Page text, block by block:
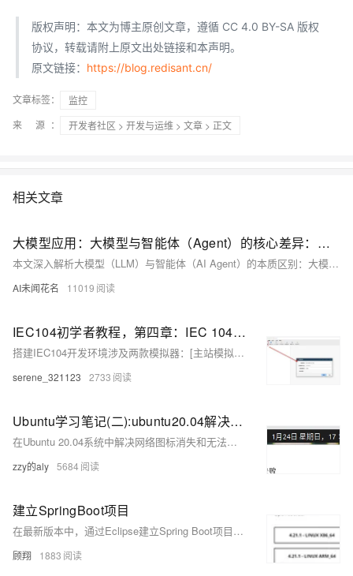
版权声明：本文为博主原创文章，遵循 CC 4.0 BY-SA 版权
协议，转载请附上原文出处链接和本声明。
原文链接： https://blog.redisant.cn/
文章标签：
监控
来 源：
开发者社区 > 开发与运维 > 文章 > 正文
相关文章
大模型应用：大模型与智能体（Agent）的核心差异：从定义到实践全解析.34
本文深入解析大模型（LLM）与智能体（AI Agent）的本质区别：大模型是“智能大脑”，专注语言理解与生成，被动响应、无记忆、无工具调用；智能体是“闭环系统”，以大模型为核心，集成规划、记忆、工具调用与反思能力，可主动执行复杂现实任务。通过概念、流程、实例多维对比，厘清二者在技术定位、能力边界与应用场景上的根本差异。
AI未闻花名 11019
IEC104初学者教程，第四章：IEC 104 开发环境搭建
搭建IEC104开发环境涉及两款模拟器：[主站模拟器](https://www.redisant.cn/iec104client) 和 [从站模拟器](https://www.redisant.cn/iec104server)。从站模拟器中，创建连接后添加从站，配置信息对象；主站模拟器同样新建连接并开启，向从站发送总召唤以获取数据。每个步骤配有图示指导操作。
serene_321123 2733
Ubuntu学习笔记(二):ubuntu20.04解决右上角网络图标激活失败或者消失，无法连接有线问题。
在Ubuntu 20.04系统中解决网络图标消失和无法连接有线网络问题的方法，其中第三种方法通过检查并确保Windows防火墙中相关服务开启后成功恢复了网络连接。
zzy的aly 5684
建立SpringBoot项目
在最新版本中，通过Eclipse建立Spring Boot项目，使用在Eclipse市场安装目前不太稳定，需要重新安装Spring Boot版本的Eclipse，现在介绍如何进行。
顾翔 1883